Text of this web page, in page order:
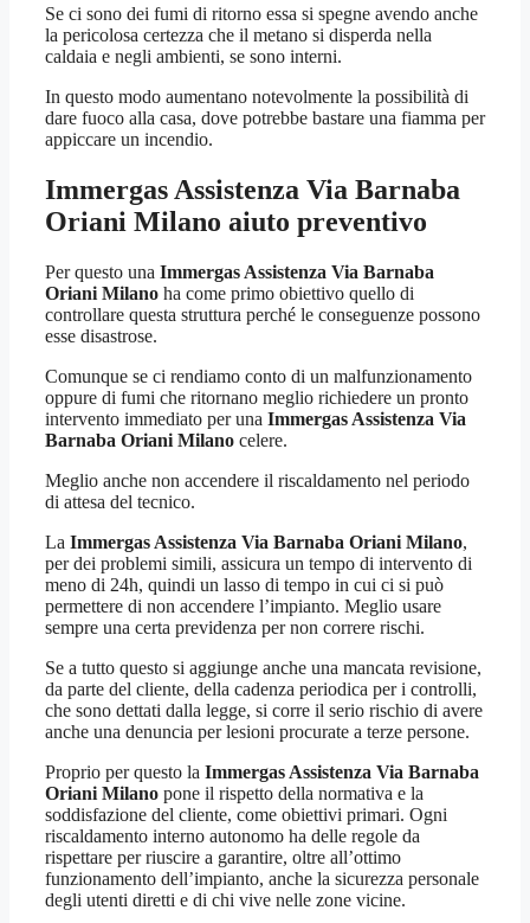
Se ci sono dei fumi di ritorno essa si spegne avendo anche
la pericolosa certezza che il metano si disperda nella
caldaia e negli ambienti, se sono interni.
In questo modo aumentano notevolmente la possibilità di
dare fuoco alla casa, dove potrebbe bastare una fiamma per
appiccare un incendio.
Immergas Assistenza Via Barnaba
Oriani Milano aiuto preventivo
Per questo una Immergas Assistenza Via Barnaba
Oriani Milano ha come primo obiettivo quello di
controllare questa struttura perché le conseguenze possono
esse disastrose.
Comunque se ci rendiamo conto di un malfunzionamento
oppure di fumi che ritornano meglio richiedere un pronto
intervento immediato per una Immergas Assistenza Via
Barnaba Oriani Milano celere.
Meglio anche non accendere il riscaldamento nel periodo
di attesa del tecnico.
La Immergas Assistenza Via Barnaba Oriani Milano,
per dei problemi simili, assicura un tempo di intervento di
meno di 24h, quindi un lasso di tempo in cui ci si può
permettere di non accendere l’impianto. Meglio usare
sempre una certa previdenza per non correre rischi.
Se a tutto questo si aggiunge anche una mancata revisione,
da parte del cliente, della cadenza periodica per i controlli,
che sono dettati dalla legge, si corre il serio rischio di avere
anche una denuncia per lesioni procurate a terze persone.
Proprio per questo la Immergas Assistenza Via Barnaba
Oriani Milano pone il rispetto della normativa e la
soddisfazione del cliente, come obiettivi primari. Ogni
riscaldamento interno autonomo ha delle regole da
rispettare per riuscire a garantire, oltre all’ottimo
funzionamento dell’impianto, anche la sicurezza personale
degli utenti diretti e di chi vive nelle zone vicine.